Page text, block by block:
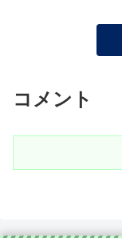
コメント